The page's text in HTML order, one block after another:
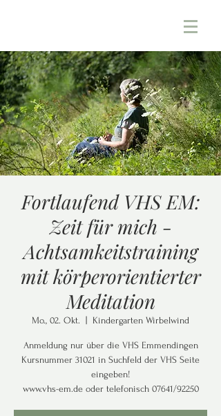
Fortlaufend VHS EM:
Zeit für mich -
Achtsamkeitstraining
mit körperorientierter
Meditation
Mo., 02. Okt. Kindergarten Wirbelwind
Anmeldung nur über die VHS Emmendingen
Kursnummer 31021 in Suchfeld der VHS Seite
eingeben!
www.vhs-em.de oder telefonisch 07641/92250